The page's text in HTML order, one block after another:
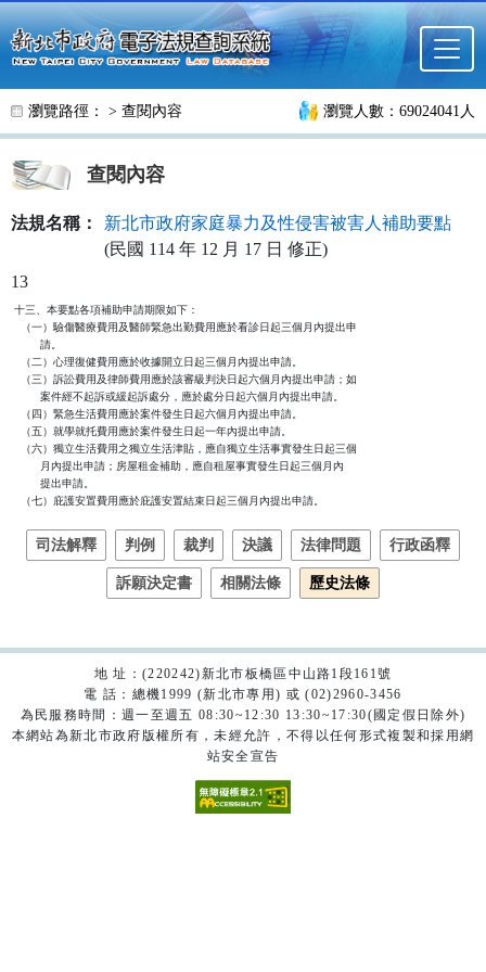
跳至主要內容
瀏覽路徑： > 查閱內容 瀏覽人數：69024041人
查閱內容
法規名稱：
新北市政府家庭暴力及性侵害被害人補助要點
(民國 114 年 12 月 17 日 修正)
13
十三、本要點各項補助申請期限如下：
  （一）驗傷醫療費用及醫師緊急出勤費用應於看診日起三個月內提出申
        請。
  （二）心理復健費用應於收據開立日起三個月內提出申請。
  （三）訴訟費用及律師費用應於該審級判決日起六個月內提出申請；如
        案件經不起訴或緩起訴處分，應於處分日起六個月內提出申請。
  （四）緊急生活費用應於案件發生日起六個月內提出申請。
  （五）就學就托費用應於案件發生日起一年內提出申請。
  （六）獨立生活費用之獨立生活津貼，應自獨立生活事實發生日起三個
        月內提出申請；房屋租金補助，應自租屋事實發生日起三個月內
        提出申請。
  （七）庇護安置費用應於庇護安置結束日起三個月內提出申請。
司法解釋 判例 裁判 決議 法律問題 行政函釋
訴願決定書 相關法條 歷史法條
地 址：(220242)新北市板橋區中山路1段161號
電 話：總機1999 (新北市專用) 或 (02)2960-3456
為民服務時間：週一至週五 08:30~12:30 13:30~17:30(國定假日除外)
本網站為新北市政府版權所有，未經允許，不得以任何形式複製和採用網
站安全宣告